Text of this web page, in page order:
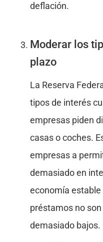
deflación.
Moderar los
plazo
La Reserva
tipos de interés
empresas piden
casas o coches.
empresas a
demasiado en
economía estable
préstamos no
demasiado bajos.